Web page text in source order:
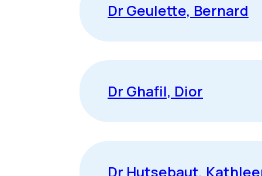
Dr Geulette, Bernard
Dr Ghafil, Dior
Dr Hutsebaut,